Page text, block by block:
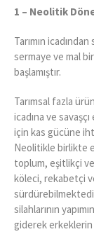
1 – Neolitik
Tarımın
sermaye ve mal
başlamıştır.
Tarımsal fazla
icadına ve
için kas gücüne
Neolitikle birlikte
toplum, eşitlikçi ve
köleci, rekabetçi
silahlarının
giderek